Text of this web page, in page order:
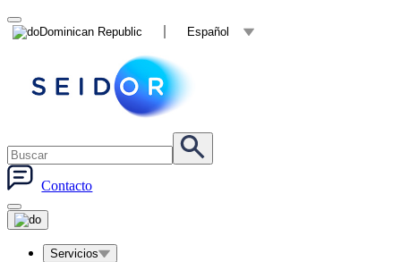
Dominican Republic Español
Contacto
Servicios